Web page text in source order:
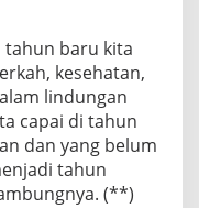
tahun baru kita
kesehatan,
lindungan
capai di tahun
dan yang belum
tahun
(**)